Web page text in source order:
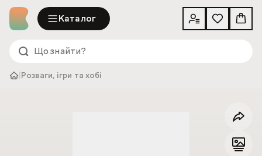
Каталог
Розваги, ігри та хобі